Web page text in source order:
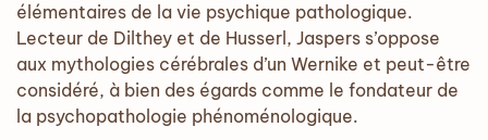
élémentaires de la vie psychique pathologique.
Lecteur de Dilthey et de Husserl, Jaspers s’oppose
aux mythologies cérébrales d’un Wernike et peut-être
considéré, à bien des égards comme le fondateur de
la psychopathologie phénoménologique.